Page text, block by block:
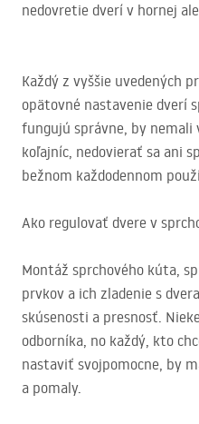
nedovretie dverí v hornej
Každý z vyššie uvedených
opätovné nastavenie dverí
fungujú správne, by nemali
koľajníc, nedovierať sa ani
bežnom každodennom
Ako regulovať dvere v
Montáž sprchového kúta,
prvkov a ich zladenie s
skúsenosti a presnosť.
odborníka, no každý, kto
nastaviť svojpomocne, by
a pomaly.